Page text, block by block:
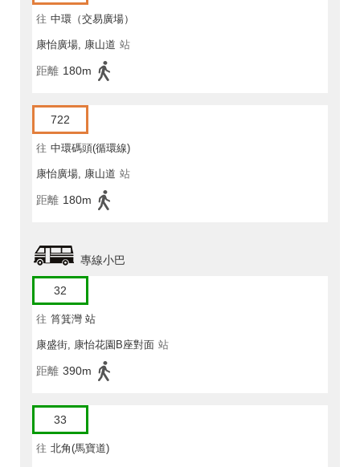
往 中環（交易廣場）
康怡廣場, 康山道 站
距離 180m
722
往 中環碼頭(循環線)
康怡廣場, 康山道 站
距離 180m
專線小巴
32
往 筲箕灣 站
康盛街, 康怡花園B座對面 站
距離 390m
33
往 北角(馬寶道)